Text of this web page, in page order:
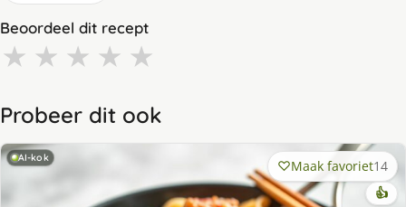
Beoordeel dit recept
★ ★ ★ ★ ★
Probeer dit ook
AI-kok Maak favoriet14
👍